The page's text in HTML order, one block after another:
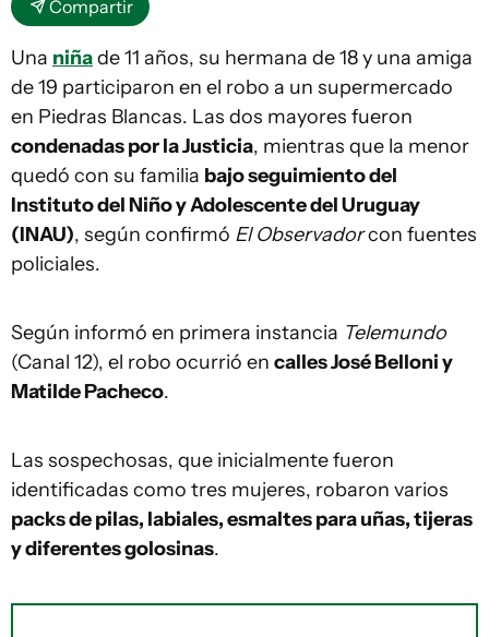
Compartir
Una niñade 11 años, su hermana de 18 y una amiga
de 19 participaron en el robo a un supermercado
en Piedras Blancas. Las dos mayores fueron
condenadas por la Justicia, mientras que la menor
quedó con su familia bajo seguimiento del
Instituto del Niño y Adolescente del Uruguay
(INAU), según confirmó El Observadorcon fuentes
policiales.
Según informó en primera instancia Telemundo
(Canal 12), el robo ocurrió en calles José Belloni y
Matilde Pacheco.
Las sospechosas, que inicialmente fueron
identificadas como tres mujeres, robaron varios
packs de pilas, labiales, esmaltes para uñas, tijeras
y diferentes golosinas.